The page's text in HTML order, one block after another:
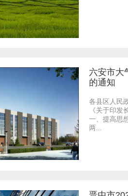
六安市大
的通知
各县区人民
《关于印
一、提高思
两...